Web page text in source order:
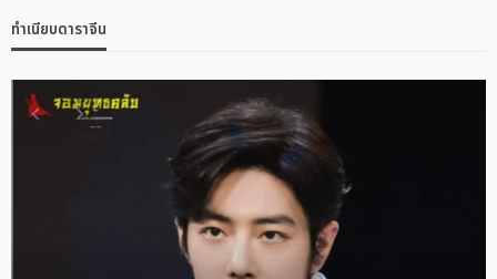
ทำเนียบดาราจีน